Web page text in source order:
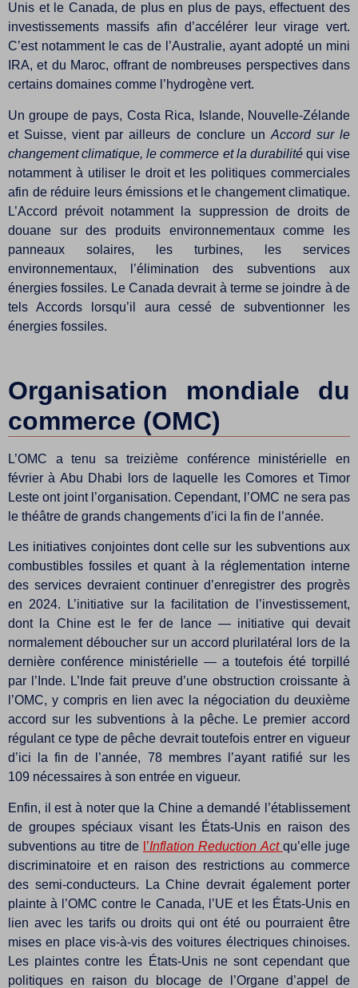
Unis et le Canada, de plus en plus de pays, effectuent des
investissements massifs afin d’accélérer leur virage vert.
C’est notamment le cas de l’Australie, ayant adopté un mini
IRA, et du Maroc, offrant de nombreuses perspectives dans
certains domaines comme l’hydrogène vert.
Un groupe de pays, Costa Rica, Islande, Nouvelle-Zélande
et Suisse, vient par ailleurs de conclure un Accord sur le
changement climatique, le commerce et la durabilité qui vise
notamment à utiliser le droit et les politiques commerciales
afin de réduire leurs émissions et le changement climatique.
L’Accord prévoit notamment la suppression de droits de
douane sur des produits environnementaux comme les
panneaux solaires, les turbines, les services
environnementaux, l’élimination des subventions aux
énergies fossiles. Le Canada devrait à terme se joindre à de
tels Accords lorsqu’il aura cessé de subventionner les
énergies fossiles.
Organisation mondiale du
commerce (OMC)
L’OMC a tenu sa treizième conférence ministérielle en
février à Abu Dhabi lors de laquelle les Comores et Timor
Leste ont joint l’organisation. Cependant, l’OMC ne sera pas
le théâtre de grands changements d’ici la fin de l’année.
Les initiatives conjointes dont celle sur les subventions aux
combustibles fossiles et quant à la réglementation interne
des services devraient continuer d’enregistrer des progrès
en 2024. L’initiative sur la facilitation de l’investissement,
dont la Chine est le fer de lance — initiative qui devait
normalement déboucher sur un accord plurilatéral lors de la
dernière conférence ministérielle — a toutefois été torpillé
par l’Inde. L’Inde fait preuve d’une obstruction croissante à
l’OMC, y compris en lien avec la négociation du deuxième
accord sur les subventions à la pêche. Le premier accord
régulant ce type de pêche devrait toutefois entrer en vigueur
d’ici la fin de l’année, 78 membres l’ayant ratifié sur les
109 nécessaires à son entrée en vigueur.
Enfin, il est à noter que la Chine a demandé l’établissement
de groupes spéciaux visant les États-Unis en raison des
subventions au titre de l’Inflation Reduction Act qu’elle juge
discriminatoire et en raison des restrictions au commerce
des semi-conducteurs. La Chine devrait également porter
plainte à l’OMC contre le Canada, l’UE et les États-Unis en
lien avec les tarifs ou droits qui ont été ou pourraient être
mises en place vis-à-vis des voitures électriques chinoises.
Les plaintes contre les États-Unis ne sont cependant que
politiques en raison du blocage de l’Organe d’appel de